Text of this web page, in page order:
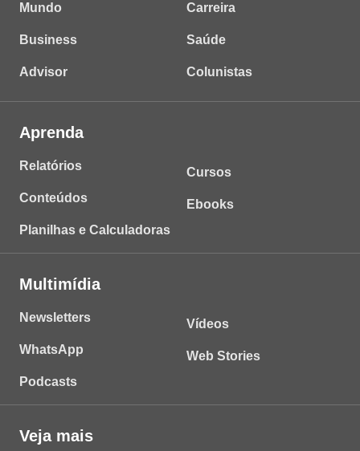
Mundo
Business
Advisor
Carreira
Saúde
Colunistas
Aprenda
Relatórios
Conteúdos
Planilhas e Calculadoras
Cursos
Ebooks
Multimídia
Newsletters
WhatsApp
Podcasts
Vídeos
Web Stories
Veja mais